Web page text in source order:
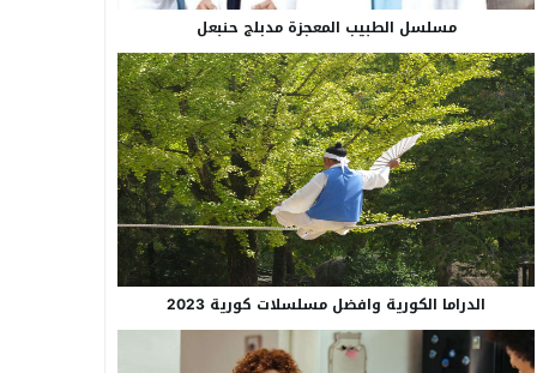
مسلسل الطبيب المعجزة مدبلج حنبعل
الدراما الكورية وافضل مسلسلات كورية 2023